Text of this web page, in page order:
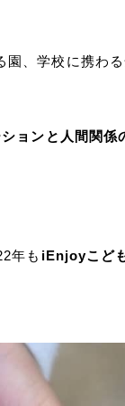
、学校に携わ
ョンと人間関係
年も iEnjoyこど